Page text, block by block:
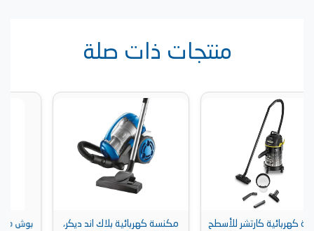
منتجات ذات صلة
مكنسة كهربائية بلاك اند ديكر،
بوش مكنسة 2400 وات، أحمر -